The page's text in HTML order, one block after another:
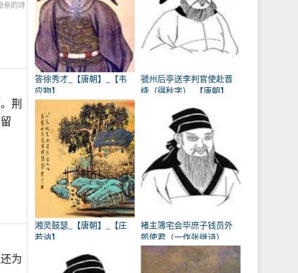
亲的诗
荆
为
答徐秀才_【唐朝】_【韦
应物】
虢州后亭送李判官使赴晋
绛（得秋字）_【唐朝】
湘灵鼓瑟_【唐朝】_【庄
若讷】
褚主簿宅会毕庶子钱员外
郎使君（一作张继诗）
_【唐朝】_【韩翃】